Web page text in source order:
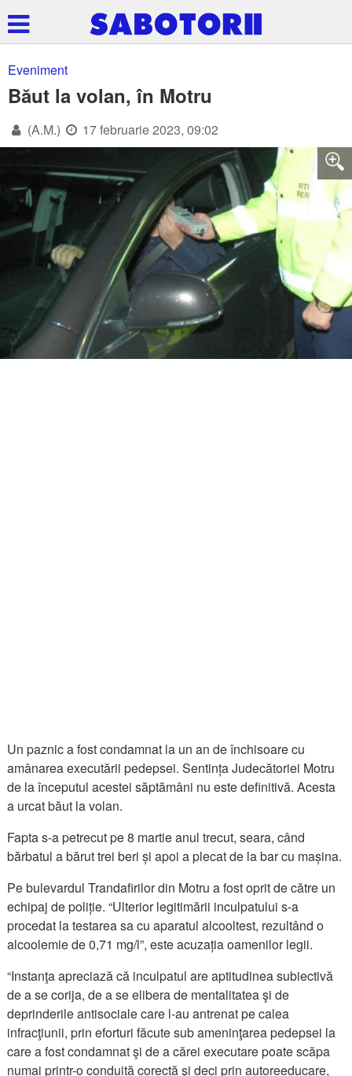
Eveniment
Băut la volan, în Motru
(A.M.) 17 februarie 2023, 09:02
Un paznic a fost condamnat la un an de închisoare cu
amânarea executării pedepsei. Sentința Judecătoriei Motru
de la începutul acestei săptămâni nu este definitivă. Acesta
a urcat băut la volan.
Fapta s-a petrecut pe 8 martie anul trecut, seara, când
bărbatul a bărut trei beri și apoi a plecat de la bar cu mașina.
Pe bulevardul Trandafirilor din Motru a fost oprit de către un
echipaj de poliție. “Ulterior legitimării inculpatului s-a
procedat la testarea sa cu aparatul alcooltest, rezultând o
alcoolemie de 0,71 mg/l”, este acuzația oamenilor legii.
“Instanţa apreciază că inculpatul are aptitudinea subiectivă
de a se corija, de a se elibera de mentalitatea şi de
deprinderile antisociale care l-au antrenat pe calea
infracţiunii, prin eforturi făcute sub ameninţarea pedepsei la
care a fost condamnat şi de a cărei executare poate scăpa
numai printr-o conduită corectă şi deci prin autoreeducare,